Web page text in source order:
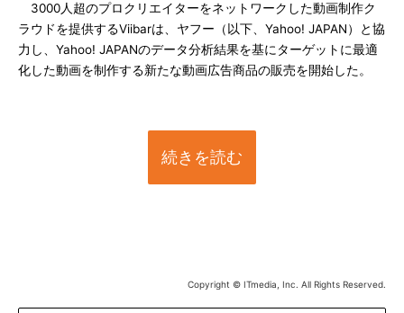
3000人超のプロクリエイターをネットワークした動画制作ク
ラウドを提供するViibarは、ヤフー（以下、Yahoo! JAPAN）と協
力し、Yahoo! JAPANのデータ分析結果を基にターゲットに最適
化した動画を制作する新たな動画広告商品の販売を開始した。
続きを読む
Copyright © ITmedia, Inc. All Rights Reserved.